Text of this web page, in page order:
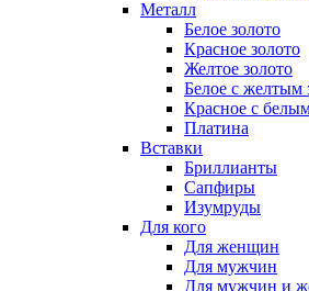
Металл
Белое золото
Красное золото
Желтое золото
Белое с желтым
Красное с
Платина
Вставки
Бриллианты
Сапфиры
Изумруды
Для кого
Для женщин
Для мужчин
Для мужчин и